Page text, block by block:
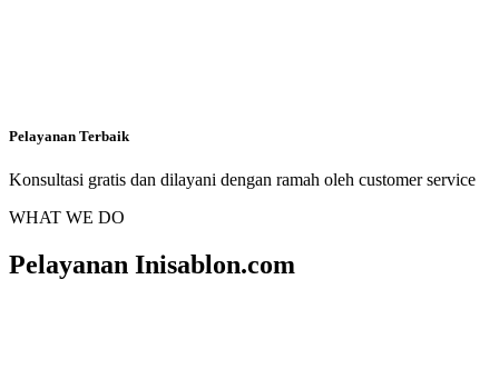
Pelayanan Terbaik
Konsultasi gratis dan dilayani dengan ramah oleh customer service
WHAT WE DO
Pelayanan Inisablon.com